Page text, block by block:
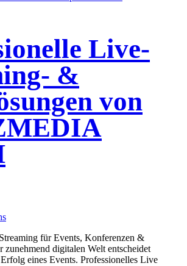
Live-
&
von
für Events, Konferenzen &
zunehmend digitalen Welt entscheidet
eines Events. Professionelles Live